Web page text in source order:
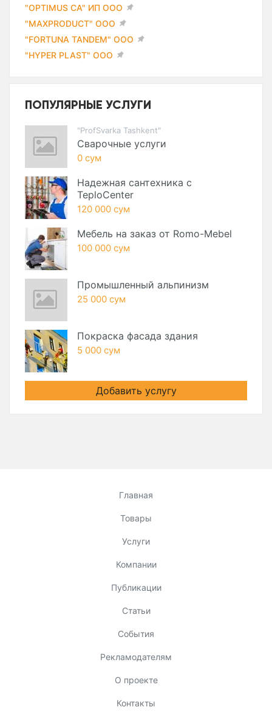
"OPTIMUS CA" ИП ООО
"MAXPRODUCT" ООО
"FORTUNA TANDEM" ООО
"HYPER PLAST" ООО
ПОПУЛЯРНЫЕ УСЛУГИ
"ProfSvarka Tashkent"
Сварочные услуги
0 сум
Надежная сантехника с
TeploCenter
120 000 сум
Мебель на заказ от Romo-Mebel
100 000 сум
Промышленный альпинизм
25 000 сум
Покраска фасада здания
5 000 сум
Добавить услугу
Главная
Товары
Услуги
Компании
Публикации
Статьи
События
Рекламодателям
О проекте
Контакты